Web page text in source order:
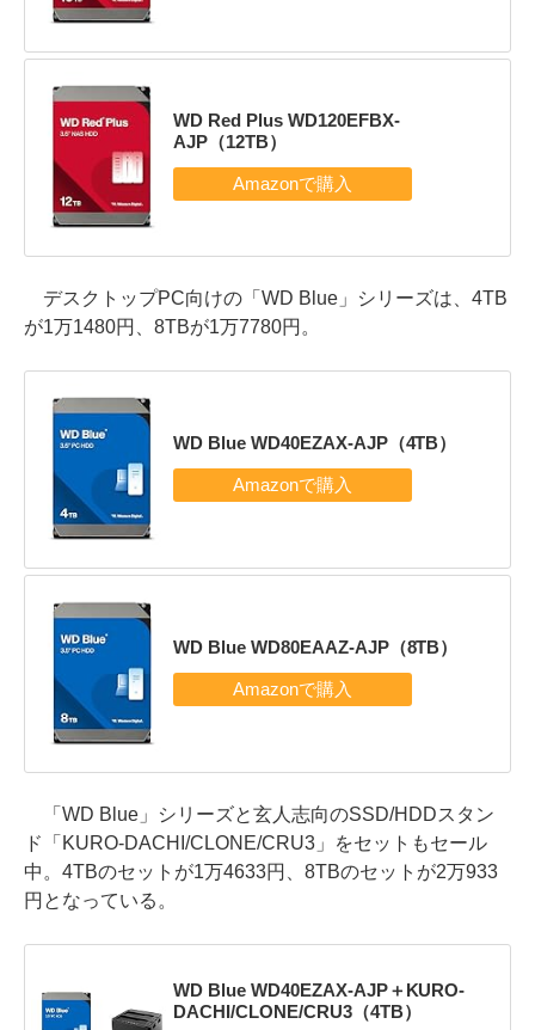
WD Red Plus WD120EFBX-
AJP（12TB）
デスクトップPC向けの「WD Blue」シリーズは、4TB
が1万1480円、8TBが1万7780円。
WD Blue WD40EZAX-AJP（4TB）
WD Blue WD80EAAZ-AJP（8TB）
「WD Blue」シリーズと玄人志向のSSD/HDDスタン
ド「KURO-DACHI/CLONE/CRU3」をセットもセール
中。4TBのセットが1万4633円、8TBのセットが2万933
円となっている。
WD Blue WD40EZAX-AJP＋KURO-
DACHI/CLONE/CRU3（4TB）